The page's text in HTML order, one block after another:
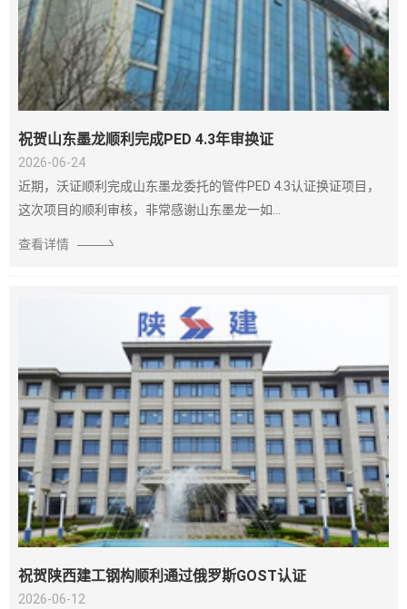
祝贺山东墨龙顺利完成PED 4.3年审换证
2026-06-24
近期，沃证顺利完成山东墨龙委托的管件PED 4.3认证换证项目，
这次项目的顺利审核，非常感谢山东墨龙一如...
查看详情
祝贺陕西建工钢构顺利通过俄罗斯GOST认证
2026-06-12